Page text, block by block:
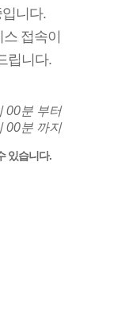
니다.
접속이
립니다.
00분 부터
00분 까지
있습니다.